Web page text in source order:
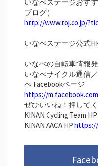
いなべステージおす
ブログ）
http://www.toj.co.jp/
いなべステージ公式
いなべの自転車情報発
いなべサイクル通信
べ Facebookページ
https://
ぜひいいね！押してく
KINAN Cycling Team HP
KINAN AACA HP https://